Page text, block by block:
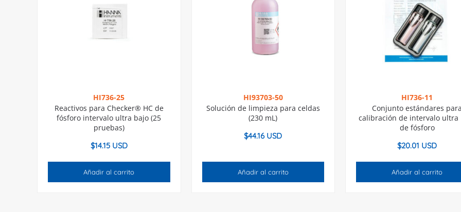
HI736-25
Reactivos para Checker® HC de
fósforo intervalo ultra bajo (25
pruebas)
$14.15 USD
Añadir al carrito
HI93703-50
Solución de limpieza para celdas
(230 mL)
$44.16 USD
Añadir al carrito
HI736-11
Conjunto estándares
calibración de intervalo ultra
de fósforo
$20.01 USD
Añadir al carrito